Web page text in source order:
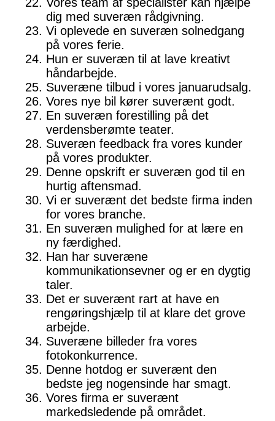
dig med suveræn rådgivning.
Vi oplevede en suveræn solnedgang
på vores ferie.
Hun er suveræn til at lave kreativt
håndarbejde.
Suveræne tilbud i vores januarudsalg.
Vores nye bil kører suverænt godt.
En suveræn forestilling på det
verdensberømte teater.
Suveræn feedback fra vores kunder
på vores produkter.
Denne opskrift er suveræn god til en
hurtig aftensmad.
Vi er suverænt det bedste firma inden
for vores branche.
En suveræn mulighed for at lære en
ny færdighed.
Han har suveræne
kommunikationsevner og er en dygtig
taler.
Det er suverænt rart at have en
rengøringshjælp til at klare det grove
arbejde.
Suveræne billeder fra vores
fotokonkurrence.
Denne hotdog er suverænt den
bedste jeg nogensinde har smagt.
Vores firma er suverænt
markedsledende på området.